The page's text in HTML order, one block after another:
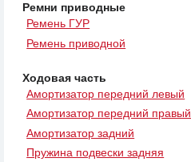
Ремни приводные
Ремень ГУР
Ремень приводной
Ходовая часть
Амортизатор передний левый
Амортизатор передний правый
Амортизатор задний
Пружина подвески задняя